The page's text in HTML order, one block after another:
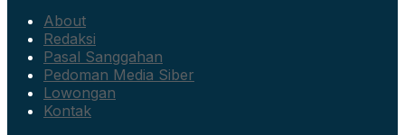
About
Redaksi
Pasal Sanggahan
Pedoman Media Siber
Lowongan
Kontak